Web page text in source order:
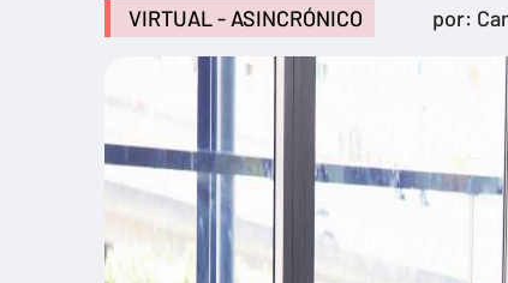
VIRTUAL - ASINCRÓNICO por: